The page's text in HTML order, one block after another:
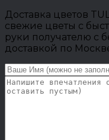
Доставка цветов
свежие цветы с
руки получателю с
доставкой по